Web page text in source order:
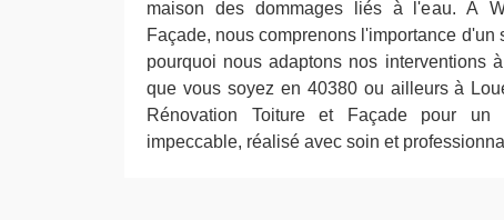
maison des dommages liés à l'eau. À
Façade, nous comprenons l'importance d'un
pourquoi nous adaptons nos interventions
que vous soyez en 40380 ou ailleurs à
Rénovation Toiture et Façade pour un
impeccable, réalisé avec soin et